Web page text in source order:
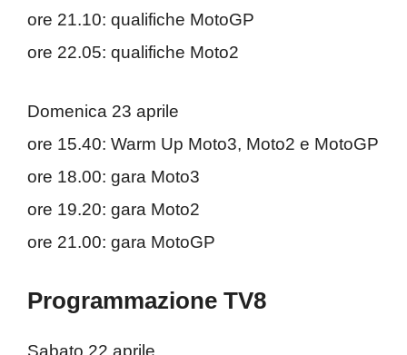
ore 21.10: qualifiche MotoGP
ore 22.05: qualifiche Moto2
Domenica 23 aprile
ore 15.40: Warm Up Moto3, Moto2 e MotoGP
ore 18.00: gara Moto3
ore 19.20: gara Moto2
ore 21.00: gara MotoGP
Programmazione TV8
Sabato 22 aprile